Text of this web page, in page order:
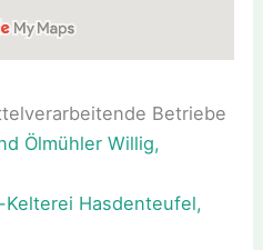
Betriebe
Ölmühler Willig,
Hasdenteufel,